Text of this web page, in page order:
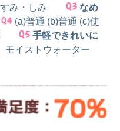
すみ・しみ
なめ
(a)普通 (b)普通 (c)使
通
手軽できれいに
モイストウォーター